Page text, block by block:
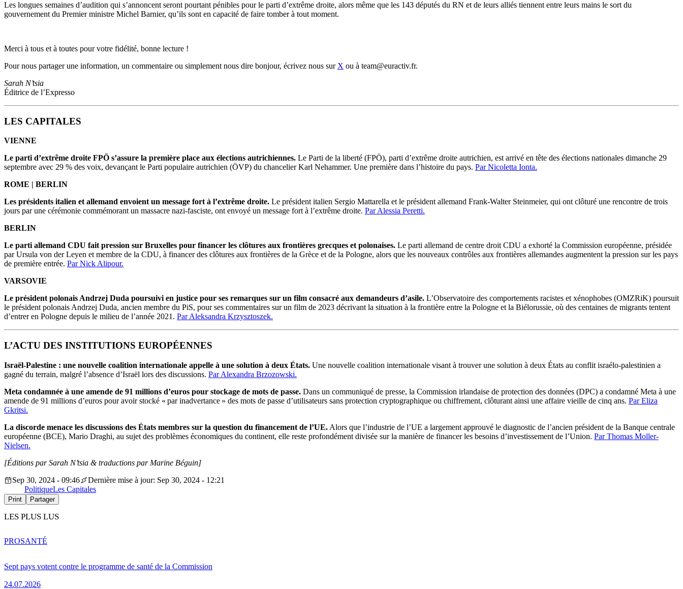
Les longues semaines d’audition qui s’annoncent seront pourtant pénibles pour le parti d’extrême droite, alors même que les 143 députés du RN et de leurs alliés tiennent entre leurs mains le sort du
gouvernement du Premier ministre Michel Barnier, qu’ils sont en capacité de faire tomber à tout moment.
Merci à tous et à toutes pour votre fidélité, bonne lecture !
Pour nous partager une information, un commentaire ou simplement nous dire bonjour, écrivez nous sur X ou à team@euractiv.fr.
Sarah N’tsia
Éditrice de l’Expresso
LES CAPITALES
VIENNE
Le parti d’extrême droite FPÖ s’assure la première place aux élections autrichiennes. Le Parti de la liberté (FPÖ), parti d’extrême droite autrichien, est arrivé en tête des élections nationales dimanche 29
septembre avec 29 % des voix, devançant le Parti populaire autrichien (ÖVP) du chancelier Karl Nehammer. Une première dans l’histoire du pays. Par Nicoletta Ionta.
ROME | BERLIN
Les présidents italien et allemand envoient un message fort à l’extrême droite. Le président italien Sergio Mattarella et le président allemand Frank-Walter Steinmeier, qui ont clôturé une rencontre de trois
jours par une cérémonie commémorant un massacre nazi-fasciste, ont envoyé un message fort à l’extrême droite. Par Alessia Peretti.
BERLIN
Le parti allemand CDU fait pression sur Bruxelles pour financer les clôtures aux frontières grecques et polonaises. Le parti allemand de centre droit CDU a exhorté la Commission européenne, présidée
par Ursula von der Leyen et membre de la CDU, à financer des clôtures aux frontières de la Grèce et de la Pologne, alors que les nouveaux contrôles aux frontières allemandes augmentent la pression sur les pays
de première entrée. Par Nick Alipour.
VARSOVIE
Le président polonais Andrzej Duda poursuivi en justice pour ses remarques sur un film consacré aux demandeurs d’asile. L’Observatoire des comportements racistes et xénophobes (OMZRiK) poursuit
le président polonais Andrzej Duda, ancien membre du PiS, pour ses commentaires sur un film de 2023 décrivant la situation à la frontière entre la Pologne et la Biélorussie, où des centaines de migrants tentent
d’entrer en Pologne depuis le milieu de l’année 2021. Par Aleksandra Krzysztoszek.
L’ACTU DES INSTITUTIONS EUROPÉENNES
Israël-Palestine : une nouvelle coalition internationale appelle à une solution à deux États. Une nouvelle coalition internationale visant à trouver une solution à deux États au conflit israélo-palestinien a
gagné du terrain, malgré l’absence d’Israël lors des discussions. Par Alexandra Brzozowski.
Meta condamnée à une amende de 91 millions d’euros pour stockage de mots de passe. Dans un communiqué de presse, la Commission irlandaise de protection des données (DPC) a condamné Meta à une
amende de 91 millions d’euros pour avoir stocké « par inadvertance » des mots de passe d’utilisateurs sans protection cryptographique ou chiffrement, clôturant ainsi une affaire vieille de cinq ans. Par Eliza
Gkritsi.
La discorde menace les discussions des États membres sur la question du financement de l’UE. Alors que l’industrie de l’UE a largement approuvé le diagnostic de l’ancien président de la Banque centrale
européenne (BCE), Mario Draghi, au sujet des problèmes économiques du continent, elle reste profondément divisée sur la manière de financer les besoins d’investissement de l’Union. Par Thomas Moller-
Nielsen.
[Éditions par Sarah N’tsia & traductions par Marine Béguin]
Sep 30, 2024 - 09:46
Dernière mise à jour: Sep 30, 2024 - 12:21
PolitiqueLes Capitales
Print Partager
LES PLUS LUS
Sept pays votent contre le programme de santé de la Commission
24.07.2026
PROSANTÉ